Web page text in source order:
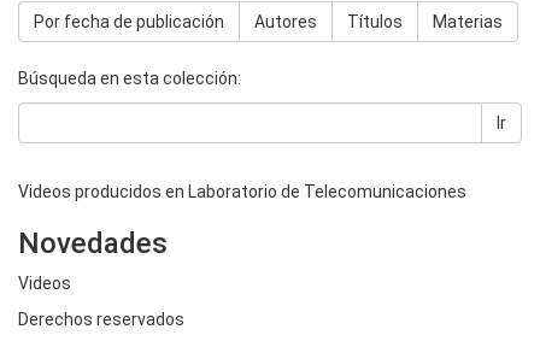
Por fecha de publicación Autores Títulos Materias
Búsqueda en esta colección:
Ir
Videos producidos en Laboratorio de Telecomunicaciones
Novedades
Videos
Derechos reservados